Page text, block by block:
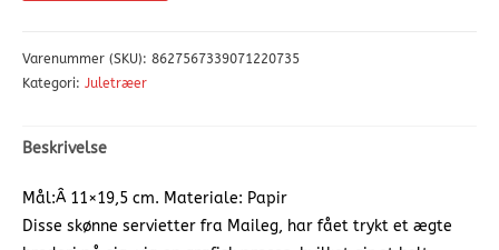
Varenummer (SKU): 8627567339071220735
Kategori: Juletræer
Beskrivelse
Mål:Â 11×19,5 cm. Materiale: Papir
Disse skønne servietter fra Maileg, har fået trykt et ægte